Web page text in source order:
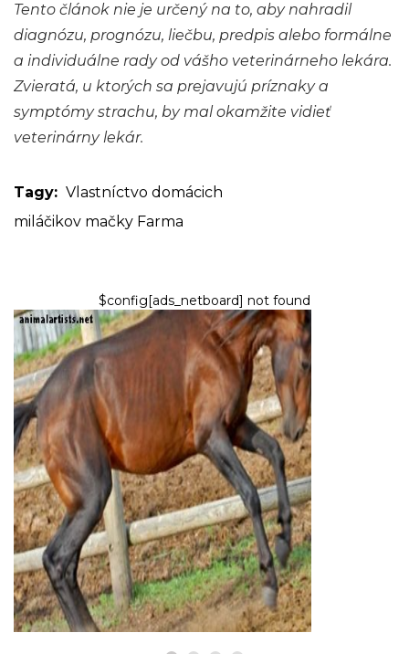
Tento článok nie je určený na to, aby nahradil
diagnózu, prognózu, liečbu, predpis alebo formálne
a individuálne rady od vášho veterinárneho lekára.
Zvieratá, u ktorých sa prejavujú príznaky a
symptómy strachu, by mal okamžite vidieť
veterinárny lekár.
Tagy: Vlastníctvo domácich
miláčikov mačky Farma
$config[ads_netboard] not found
KONE
Zriedkavé plemená koní: 4 z
najvzácnejších koní na svete
9,2026